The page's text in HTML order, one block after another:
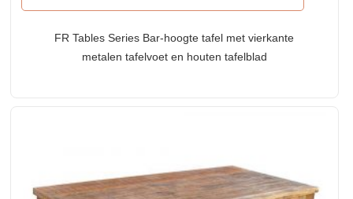
FR Tables Series Bar-hoogte tafel met vierkante
metalen tafelvoet en houten tafelblad